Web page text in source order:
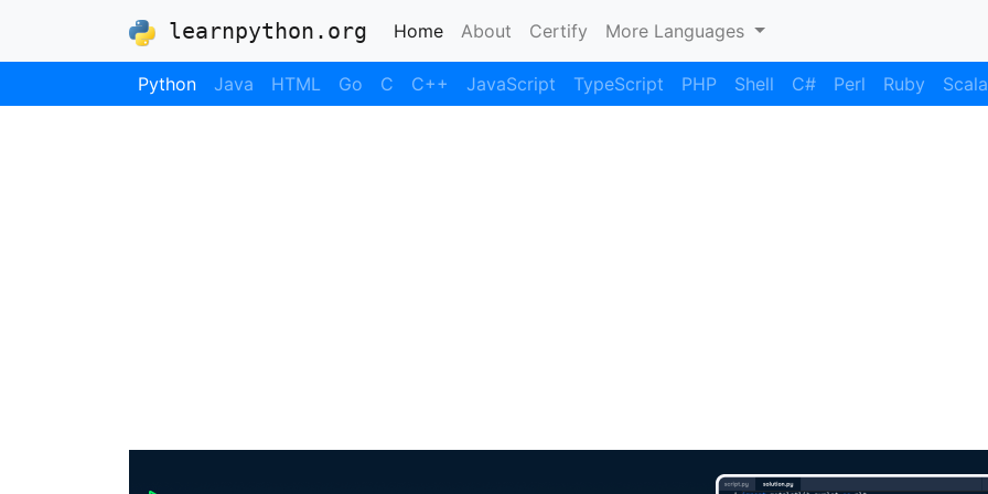
learnpython.org Home(current)
About Certify More Languages
Python Java HTML Go C C++ JavaScript TypeScript PHP Shell C# Perl Ruby Scala